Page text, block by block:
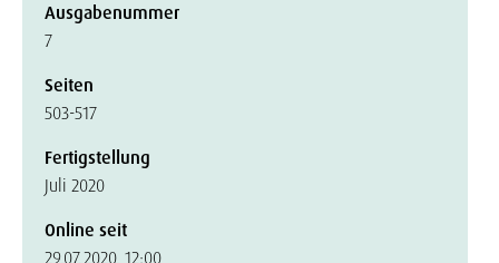
Ausgabenummer
7
Seiten
503-517
Fertigstellung
Juli 2020
Online seit
29.07.2020, 12:00